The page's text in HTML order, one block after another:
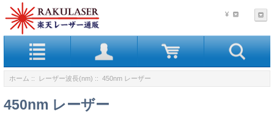
¥
ホーム :: レーザー波長(nm) :: 450nm レーザー
450nm レーザー